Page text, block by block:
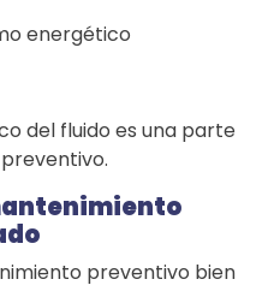
energético
del fluido es una parte
preventivo bien